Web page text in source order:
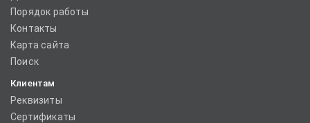
Порядок работы
Контакты
Карта сайта
Поиск
Клиентам
Реквизиты
Сертификаты